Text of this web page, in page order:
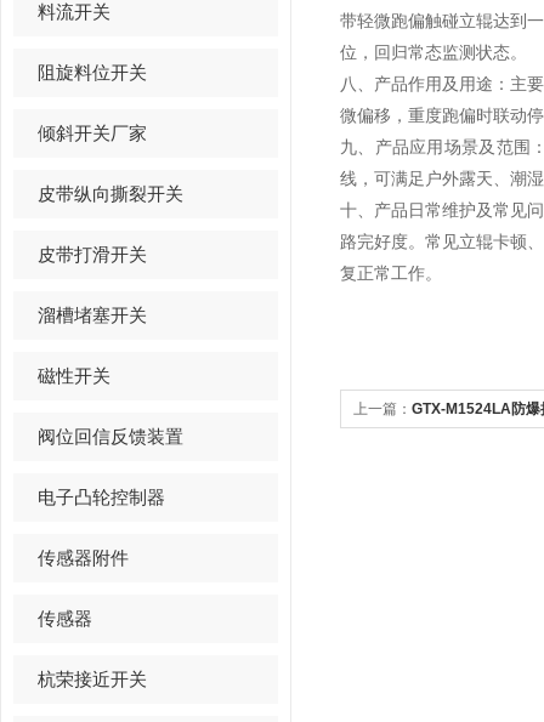
料流开关
阻旋料位开关
倾斜开关厂家
皮带纵向撕裂开关
皮带打滑开关
溜槽堵塞开关
磁性开关
阀位回信反馈装置
电子凸轮控制器
传感器附件
传感器
杭荣接近开关
带轻微跑偏触碰立辊达到
位，回归常态监测状态。
八、产品作用及用途：主
微偏移，重度跑偏时联动
九、产品应用场景及范围
线，可满足户外露天、潮
十、产品日常维护及常见
路完好度。常见立辊卡顿
复正常工作。
上一篇： GTX-M1524LA防